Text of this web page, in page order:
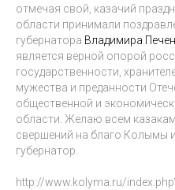
отмечая свой, казачий
области принимали
губернатора Владимира
является верной опорой
государственности,
мужества и преданности
общественной и
области. Желаю всем
свершений на благо Колымы
губернатор.
http://www.kolyma.ru/